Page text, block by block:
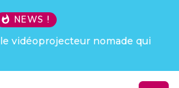
NEWS !
Pebble X : j’ai été choqué !